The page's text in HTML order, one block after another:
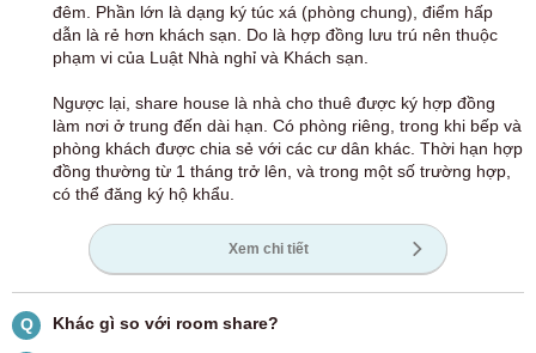
đêm. Phần lớn là dạng ký túc xá (phòng chung), điểm hấp
dẫn là rẻ hơn khách sạn. Do là hợp đồng lưu trú nên thuộc
phạm vi của Luật Nhà nghỉ và Khách sạn.
Ngược lại, share house là nhà cho thuê được ký hợp đồng
làm nơi ở trung đến dài hạn. Có phòng riêng, trong khi bếp và
phòng khách được chia sẻ với các cư dân khác. Thời hạn hợp
đồng thường từ 1 tháng trở lên, và trong một số trường hợp,
có thể đăng ký hộ khẩu.
Xem chi tiết
Q Khác gì so với room share?